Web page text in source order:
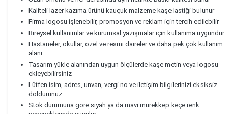
Kaliteli lazer kazıma ürünü kauçuk malzeme kaşe lastiği bulunur
Firma logosu işlenebilir, promosyon ve reklam için tercih edilebilir
Bireysel kullanımlar ve kurumsal yazışmalar için kullanıma uygundur
Hastaneler, okullar, özel ve resmi daireler ve daha pek çok kullanım
alanı
Tasarım yükle alanından uygun ölçülerde kaşe metin veya logosu
ekleyebilirsiniz
Lütfen isim, adres, unvan, vergi no ve iletişim bilgilerinizi eksiksiz
doldurunuz
Stok durumuna göre siyah ya da mavi mürekkep keçe renk